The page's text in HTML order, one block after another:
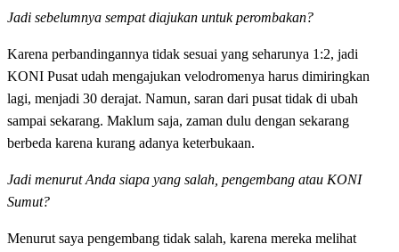
Jadi sebelumnya sempat diajukan untuk perombakan?
Karena perbandingannya tidak sesuai yang seharunya 1:2, jadi
KONI Pusat udah mengajukan velodromenya harus dimiringkan
lagi, menjadi 30 derajat. Namun, saran dari pusat tidak di ubah
sampai sekarang. Maklum saja, zaman dulu dengan sekarang
berbeda karena kurang adanya keterbukaan.
Jadi menurut Anda siapa yang salah, pengembang atau KONI
Sumut?
Menurut saya pengembang tidak salah, karena mereka melihat